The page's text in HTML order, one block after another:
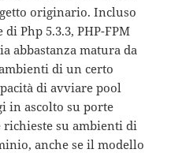
originario. Incluso
Php 5.3.3, PHP-FPM
abbastanza matura da
di un certo
di avviare pool
in ascolto su porte
richieste su ambienti di
anche se il modello